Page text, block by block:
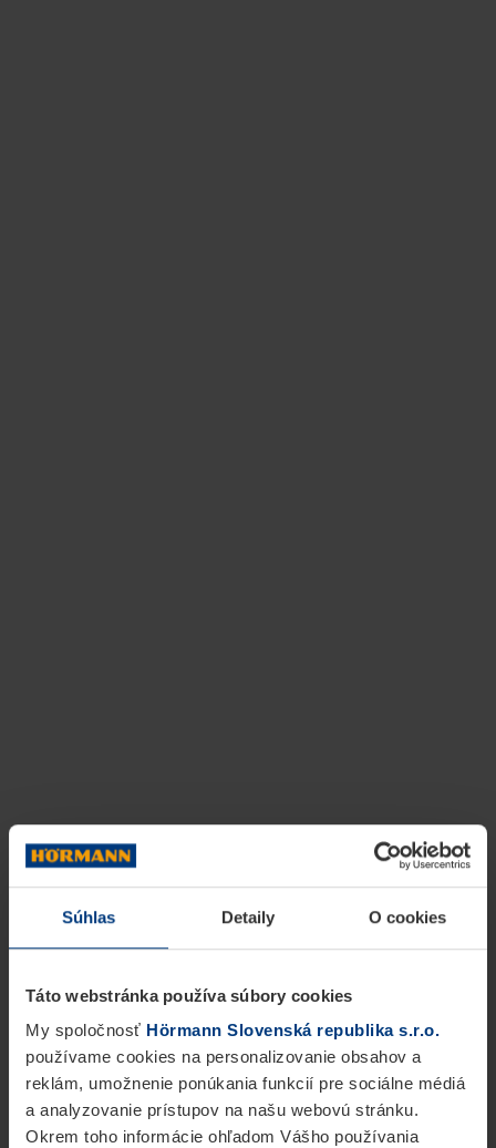
Súhlas Detaily O cookies
Táto webstránka používa súbory cookies
My spoločnosť Hörmann Slovenská republika s.r.o.
používame cookies na personalizovanie obsahov a
reklám, umožnenie ponúkania funkcií pre sociálne médiá
a analyzovanie prístupov na našu webovú stránku.
Okrem toho informácie ohľadom Vášho používania